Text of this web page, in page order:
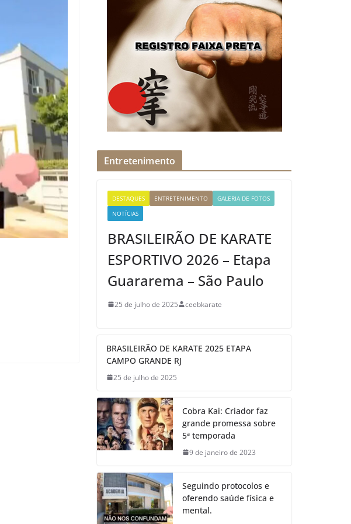
Entretenimento
DESTAQUES ENTRETENIMENTO
GALERIA DE FOTOS
NOTÍCIAS
BRASILEIRÃO DE KARATE
ESPORTIVO 2026 – Etapa
Guararema – São Paulo
25 de julho de 2025 ceebkarate
BRASILEIRÃO DE KARATE 2025 ETAPA
CAMPO GRANDE RJ
25 de julho de 2025
Cobra Kai: Criador faz
grande promessa sobre
5ª temporada
9 de janeiro de 2023
Seguindo protocolos e
oferendo saúde física e
mental.